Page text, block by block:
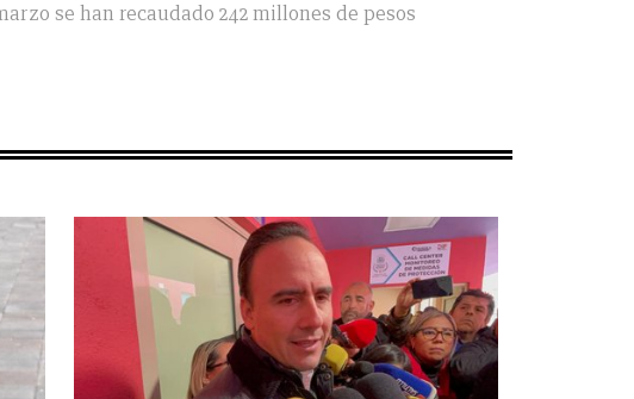
se han recaudado 242 millones de pesos